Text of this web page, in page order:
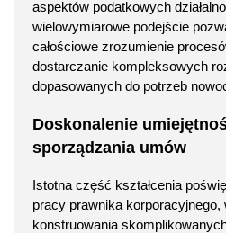
aspektów podatkowych
wielowymiarowe podejście
całościowe zrozumienie
dostarczanie kompleksowych
dopasowanych do potrzeb
Doskonalenie
sporządzania umów
Istotna część kształcenia
pracy prawnika
konstruowania